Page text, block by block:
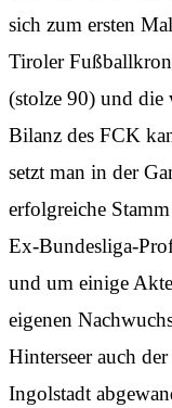
sich zum ersten
Tiroler
(stolze 90) und die
Bilanz des FCK
setzt man in der
erfolgreiche
Ex-Bundesliga-
und um einige
eigenen
Hinterseer auch
Ingolstadt